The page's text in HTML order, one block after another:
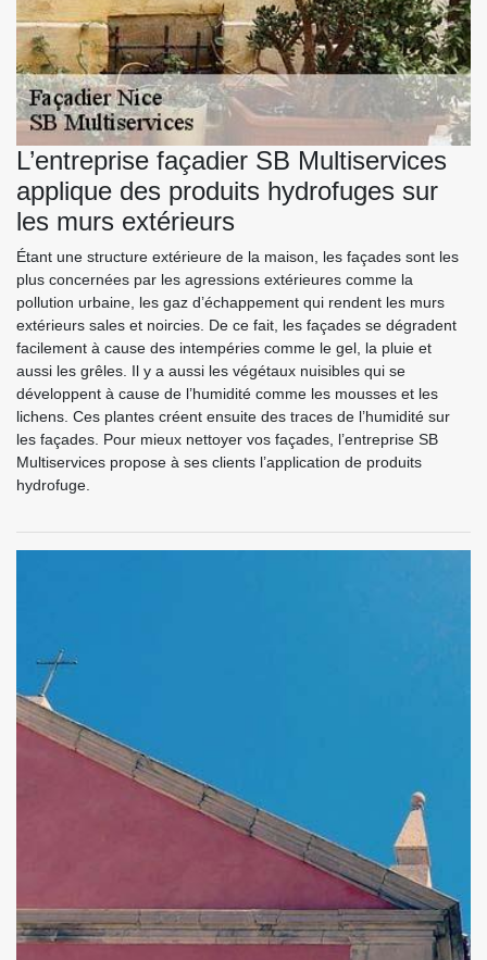
L’entreprise façadier SB Multiservices
applique des produits hydrofuges sur
les murs extérieurs
Étant une structure extérieure de la maison, les façades sont les
plus concernées par les agressions extérieures comme la
pollution urbaine, les gaz d’échappement qui rendent les murs
extérieurs sales et noircies. De ce fait, les façades se dégradent
facilement à cause des intempéries comme le gel, la pluie et
aussi les grêles. Il y a aussi les végétaux nuisibles qui se
développent à cause de l’humidité comme les mousses et les
lichens. Ces plantes créent ensuite des traces de l’humidité sur
les façades. Pour mieux nettoyer vos façades, l’entreprise SB
Multiservices propose à ses clients l’application de produits
hydrofuge.